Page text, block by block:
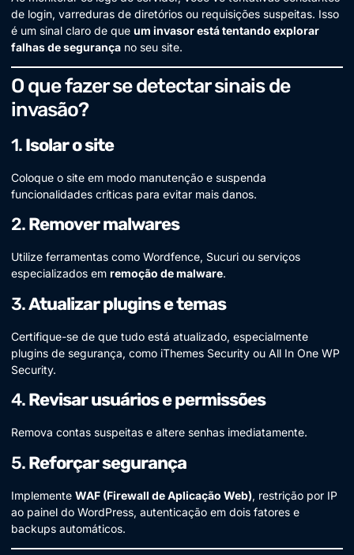
de login, varreduras de diretórios ou requisições suspeitas. Isso
é um sinal claro de que um invasor está tentando explorar
falhas de segurança no seu site.
O que fazer se detectar sinais de
invasão?
1.Isolar o site
Coloque o site em modo manutenção e suspenda
funcionalidades críticas para evitar mais danos.
2.Remover malwares
Utilize ferramentas como Wordfence, Sucuri ou serviços
especializados em remoção de malware.
3.Atualizar plugins e temas
Certifique-se de que tudo está atualizado, especialmente
plugins de segurança, como iThemes Security ou All In One WP
Security.
4.Revisar usuários e permissões
Remova contas suspeitas e altere senhas imediatamente.
5.Reforçar segurança
Implemente WAF (Firewall de Aplicação Web), restrição por IP
ao painel do WordPress, autenticação em dois fatores e
backups automáticos.